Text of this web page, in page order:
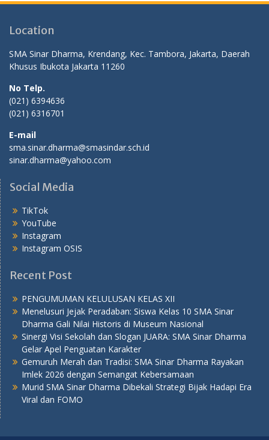
Location
SMA Sinar Dharma, Krendang, Kec. Tambora, Jakarta, Daerah
Khusus Ibukota Jakarta 11260
No Telp.
(021) 6394636
(021) 6316701
E-mail
sma.sinar.dharma@smasindar.sch.id
sinar.dharma@yahoo.com
Social Media
TikTok
YouTube
Instagram
Instagram OSIS
Recent Post
PENGUMUMAN KELULUSAN KELAS XII
Menelusuri Jejak Peradaban: Siswa Kelas 10 SMA Sinar
Dharma Gali Nilai Historis di Museum Nasional
Sinergi Visi Sekolah dan Slogan JUARA: SMA Sinar Dharma
Gelar Apel Penguatan Karakter
Gemuruh Merah dan Tradisi: SMA Sinar Dharma Rayakan
Imlek 2026 dengan Semangat Kebersamaan
Murid SMA Sinar Dharma Dibekali Strategi Bijak Hadapi Era
Viral dan FOMO